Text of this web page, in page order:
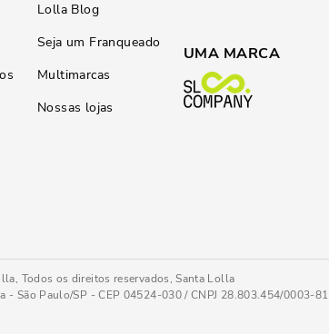
Lolla Blog
Seja um Franqueado
Multimarcas
Nossas lojas
UMA MARCA
Todos os direitos reservados, Santa Lolla
- São Paulo/SP - CEP 04524-030 / CNPJ 28.803.454/0003-81